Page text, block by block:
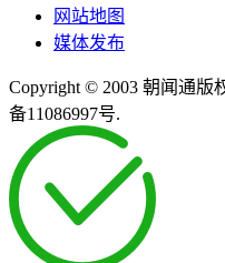
网站地图
媒体发布
Copyright © 2003 朝闻通版
备11086997号.